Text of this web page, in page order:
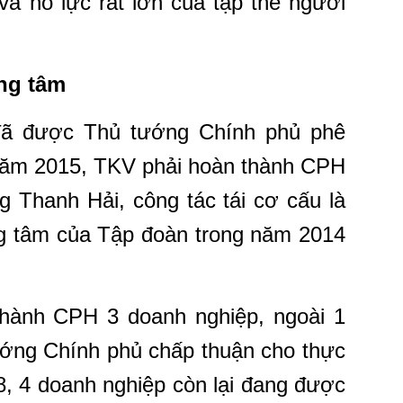
tâm
được Thủ tướng Chính phủ phê
2015, TKV phải hoàn thành CPH
Thanh Hải, công tác tái cơ cấu là
tâm của Tập đoàn trong năm 2014
CPH 3 doanh nghiệp, ngoài 1
Chính phủ chấp thuận cho thực
4 doanh nghiệp còn lại đang được